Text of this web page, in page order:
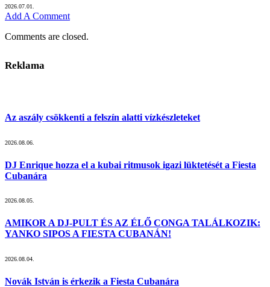
2026.07.01.
Add A Comment
Comments are closed.
Reklama
Az aszály csökkenti a felszín alatti vízkészleteket
2026.08.06.
DJ Enrique hozza el a kubai ritmusok igazi lüktetését a Fiesta
Cubanára
2026.08.05.
AMIKOR A DJ-PULT ÉS AZ ÉLŐ CONGA TALÁLKOZIK:
YANKO SIPOS A FIESTA CUBANÁN!
2026.08.04.
Novák István is érkezik a Fiesta Cubanára